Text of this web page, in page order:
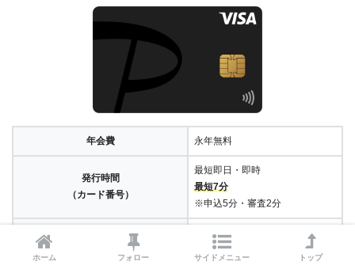
年会費 永年無料
発行時間
（カード番号）
最短即日・即時
最短7分
※申込5分・審査2分
（プラスチックカード）
約1週間
※簡易書留
ホーム フォロー サイドメニュー トップ